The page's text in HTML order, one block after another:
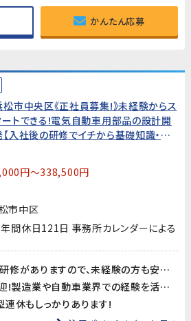
かんたん応募
松市中央区《正社員募集!》未経験からス
ートできる!電気自動車用部品の設計開
【入社後の研修でイチから基礎知識・技
経験者大歓迎
円～338,500円
市中区
間休日121日 事務所カレンダーによる
入社後に基礎からの研修がありますので、未経験の方も安心してスタートできます♪
もちろん経験者大歓迎!製造業や自動車業界での経験を活かしたい方も是非!
休もしっかりあります!